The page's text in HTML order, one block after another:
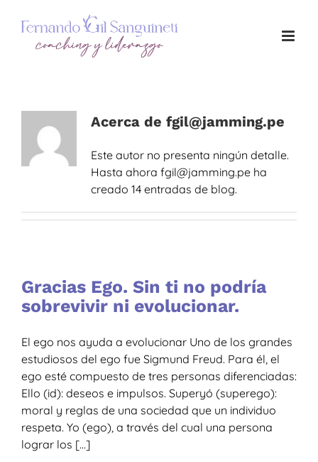
contenido
Acerca de fgil@jamming.pe
Este autor no presenta ningún detalle.
Hasta ahora fgil@jamming.pe ha
creado 14 entradas de blog.
Gracias Ego. Sin ti no podría
sobrevivir ni evolucionar.
El ego nos ayuda a evolucionar Uno de los grandes
estudiosos del ego fue Sigmund Freud. Para él, el
ego esté compuesto de tres personas diferenciadas:
Ello (id): deseos e impulsos. Superyó (superego):
moral y reglas de una sociedad que un individuo
respeta. Yo (ego), a través del cual una persona
lograr los [...]